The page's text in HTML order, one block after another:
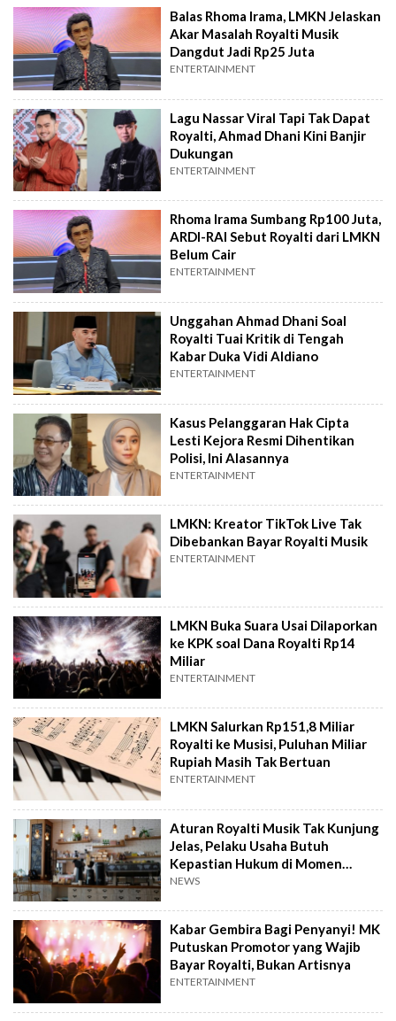
Balas Rhoma Irama, LMKN Jelaskan
Akar Masalah Royalti Musik
Dangdut Jadi Rp25 Juta
ENTERTAINMENT
Lagu Nassar Viral Tapi Tak Dapat
Royalti, Ahmad Dhani Kini Banjir
Dukungan
ENTERTAINMENT
Rhoma Irama Sumbang Rp100 Juta,
ARDI-RAI Sebut Royalti dari LMKN
Belum Cair
ENTERTAINMENT
Unggahan Ahmad Dhani Soal
Royalti Tuai Kritik di Tengah
Kabar Duka Vidi Aldiano
ENTERTAINMENT
Kasus Pelanggaran Hak Cipta
Lesti Kejora Resmi Dihentikan
Polisi, Ini Alasannya
ENTERTAINMENT
LMKN: Kreator TikTok Live Tak
Dibebankan Bayar Royalti Musik
ENTERTAINMENT
LMKN Buka Suara Usai Dilaporkan
ke KPK soal Dana Royalti Rp14
Miliar
ENTERTAINMENT
LMKN Salurkan Rp151,8 Miliar
Royalti ke Musisi, Puluhan Miliar
Rupiah Masih Tak Bertuan
ENTERTAINMENT
Aturan Royalti Musik Tak Kunjung
Jelas, Pelaku Usaha Butuh
Kepastian Hukum di Momen
Nataru
NEWS
Kabar Gembira Bagi Penyanyi! MK
Putuskan Promotor yang Wajib
Bayar Royalti, Bukan Artisnya
ENTERTAINMENT